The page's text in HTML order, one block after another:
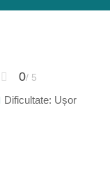
0/ 5
Dificultate: Ușor